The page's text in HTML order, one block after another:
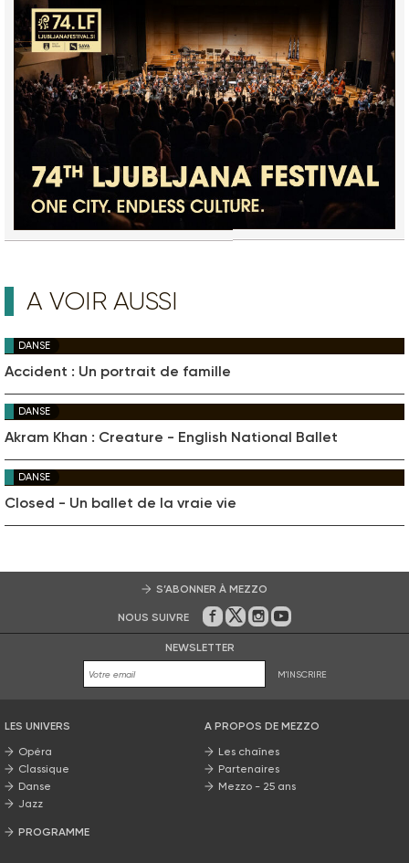
A VOIR AUSSI
DANSE
Accident : Un portrait de famille
DANSE
Akram Khan : Creature - English National Ballet
DANSE
Closed - Un ballet de la vraie vie
S’ABONNER À MEZZO
NOUS SUIVRE Sur Facebook
Sur Twitter
Sur Instagram
Sur Youtube
NEWSLETTER
M'INSCRIRE
LES UNIVERS
Opéra
Classique
Danse
Jazz
PROGRAMME
A PROPOS DE MEZZO
Les chaînes
Partenaires
Mezzo - 25 ans